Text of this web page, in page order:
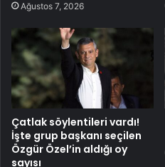
Ağustos 7, 2026
Çatlak söylentileri vardı!
İşte grup başkanı seçilen
Özgür Özel’in aldığı oy
sayısı